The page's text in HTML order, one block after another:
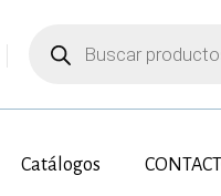
productos
Catálogos